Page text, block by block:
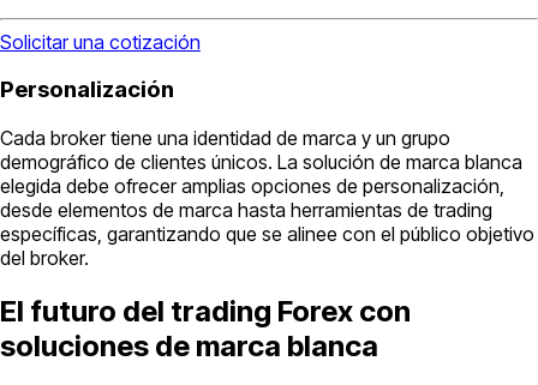
Solicitar una cotización
Personalización
Cada broker tiene una identidad de marca y un grupo
demográfico de clientes únicos. La solución de marca blanca
elegida debe ofrecer amplias opciones de personalización,
desde elementos de marca hasta herramientas de trading
específicas, garantizando que se alinee con el público objetivo
del broker.
El futuro del trading Forex con
soluciones de marca blanca